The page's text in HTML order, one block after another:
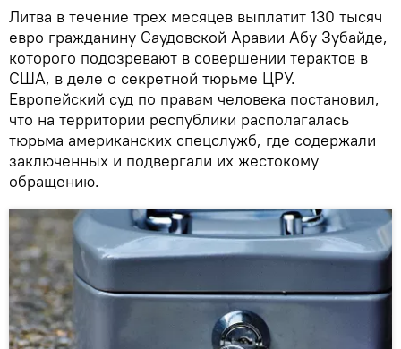
Литва в течение трех месяцев выплатит 130 тысяч
евро гражданину Саудовской Аравии Абу Зубайде,
которого подозревают в совершении терактов в
США, в деле о секретной тюрьме ЦРУ.
Европейский суд по правам человека постановил,
что на территории республики располагалась
тюрьма американских спецслужб, где содержали
заключенных и подвергали их жестокому
обращению.